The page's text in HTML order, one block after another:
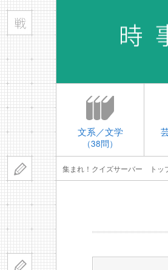
文系／文学
（38問）
集まれ！クイズサーバー トッ